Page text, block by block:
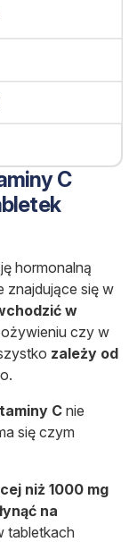
C
hormonalną
znajdujące się w
w
czy w
zależy od
Cnie
się czym
niż 1000 mg
na
tabletkach